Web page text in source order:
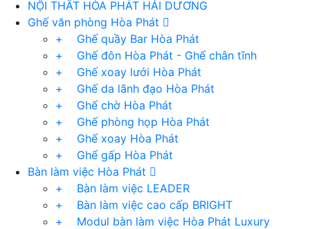
NỘI THẤT HÒA PHÁT HẢI DƯƠNG
Ghế văn phòng Hòa Phát
+ Ghế quầy Bar Hòa Phát
+ Ghế đôn Hòa Phát - Ghế chân tĩnh
+ Ghế xoay lưới Hòa Phát
+ Ghế da lãnh đạo Hòa Phát
+ Ghế chờ Hòa Phát
+ Ghế phòng họp Hòa Phát
+ Ghế xoay Hòa Phát
+ Ghế gấp Hòa Phát
Bàn làm việc Hòa Phát
+ Bàn làm việc LEADER
+ Bàn làm việc cao cấp BRIGHT
+ Modul bàn làm việc Hòa Phát Luxury